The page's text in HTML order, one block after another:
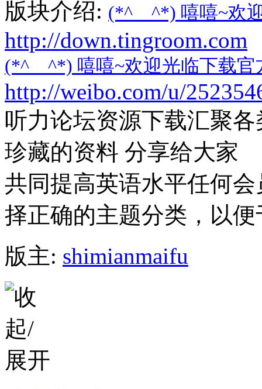
版块介绍: (*^__^*) 嘻嘻~欢
http://down.tingroom.com
(*^__^*) 嘻嘻~欢迎光临下载官
http://weibo.com/u/
听力论坛资源下载汇聚
珍藏的资料 分享给大家
共同提高英语水平任何
择正确的主题分类，以
版主: shimianmaifu